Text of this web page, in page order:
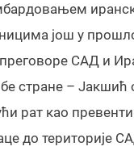
још у
САД и
стране –
рат као
до територије